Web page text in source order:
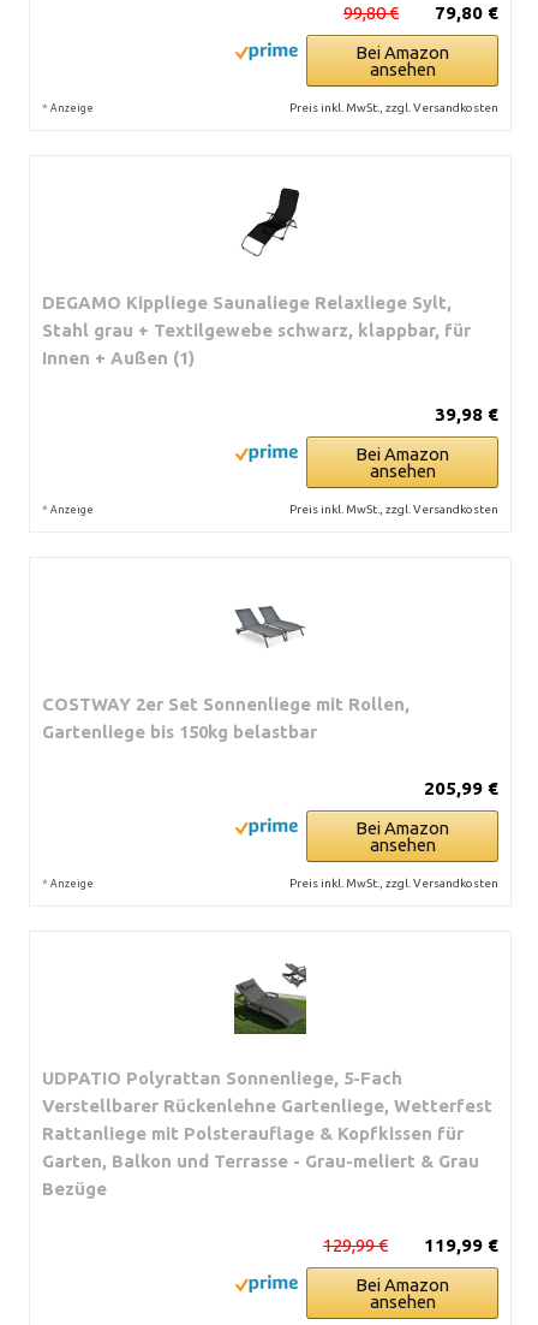
79,80 €
99,80 €
Bei Amazon
ansehen
* Anzeige Preis inkl. MwSt., zzgl. Versandkosten
DEGAMO Kippliege Saunaliege Relaxliege Sylt,
Stahl grau + Textilgewebe schwarz, klappbar, für
Innen + Außen (1)
39,98 €
Bei Amazon
ansehen
* Anzeige Preis inkl. MwSt., zzgl. Versandkosten
COSTWAY 2er Set Sonnenliege mit Rollen,
Gartenliege bis 150kg belastbar
205,99 €
Bei Amazon
ansehen
* Anzeige Preis inkl. MwSt., zzgl. Versandkosten
UDPATIO Polyrattan Sonnenliege, 5-Fach
Verstellbarer Rückenlehne Gartenliege, Wetterfest
Rattanliege mit Polsterauflage & Kopfkissen für
Garten, Balkon und Terrasse - Grau-meliert & Grau
Bezüge
119,99 €
129,99 €
Bei Amazon
ansehen